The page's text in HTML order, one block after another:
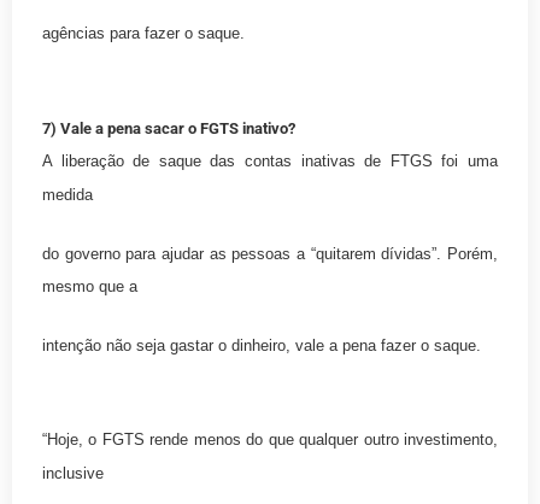
agências para fazer o saque.
7) Vale a pena sacar o FGTS inativo?
A liberação de saque das contas inativas de FTGS foi uma
medida
do governo para ajudar as pessoas a “quitarem dívidas”. Porém,
mesmo que a
intenção não seja gastar o dinheiro, vale a pena fazer o saque.
“Hoje, o FGTS rende menos do que qualquer outro investimento,
inclusive